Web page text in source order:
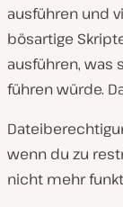
ausführen und
bösartige
ausführen, was
führen würde.
wenn du zu
nicht mehr